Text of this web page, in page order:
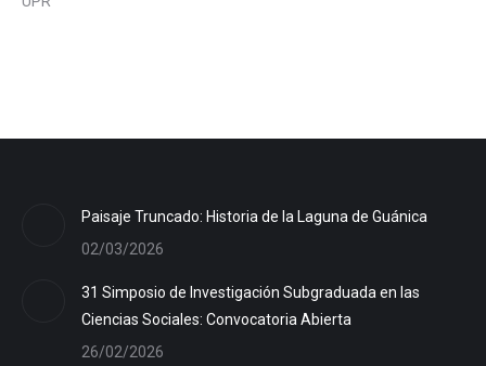
Paisaje Truncado: Historia de la Laguna de Guánica
02/03/2026
31 Simposio de Investigación Subgraduada en las
Ciencias Sociales: Convocatoria Abierta
26/02/2026